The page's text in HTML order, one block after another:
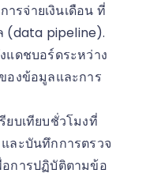
ารจ่ายเงินเดือน ที่
(data pipeline).
แดชบอร์ดระหว่าง
องข้อมูลและการ
บเทียบชั่วโมงที่
ละบันทึกการตรวจ
การปฏิบัติตามข้อ